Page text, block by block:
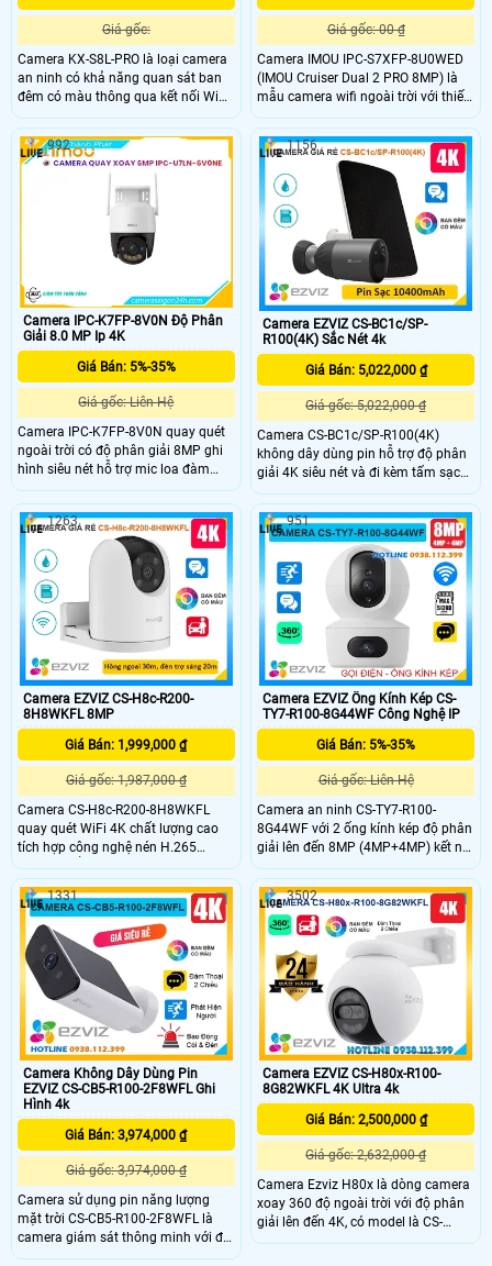
Giá gốc:
Camera KX-S8L-PRO là loại camera
an ninh có khả năng quan sát ban
đêm có màu thông qua kết nối Wifi.
Hình ảnh sắc nét, chất lượng với
công nghệ Có Màu Ban Ðêm Luôn.
Khả năng chống ngược sáng DWDR
120db, lắp đặt trong nhà hiệu quả
hơn. Sử dụng chip xử lý hình ảnh
cảm biến CMOS giúp tái tạo hình
Giá gốc: 00 ₫
Camera IMOU IPC-S7XFP-8U0WED
(IMOU Cruiser Dual 2 PRO 8MP) là
mẫu camera wifi ngoài trời với thiết
kế hiện đại và hai ống kính quay
quét, mang lại độ phân giải lên đến
8MP. Camera có khả năng quan sát
chi tiết trong điều kiện ánh sáng yếu
nhờ công nghệ AURORA siêu nhạy
sáng và hỗ trợ chống ngược sáng
HDR.
Camera IPC-K7FP-8V0N Độ Phân
Giải 8.0 MP Ip 4K
Giá Bán: 5%-35%
Giá gốc: Liên Hệ
Camera IPC-K7FP-8V0N quay quét
ngoài trời có độ phân giải 8MP ghi
hình siêu nét hỗ trợ mic loa đàm
thoại cực rỏ. Khay thẻ nhớ lên đến
512GB lưu trữ lâu dài với chuẩn nén
video H.265. Hỗ trợ tính năng AI
phát hiện chuyển động, phân biệt
người xe, thiết lập hàng rào xâm
nhập giám sát an ninh hiệu quả
hơn.
992
Camera EZVIZ CS-BC1c/SP-
R100(4K) Sắc Nét 4k
Giá Bán: 5,022,000 ₫
Giá gốc: 5,022,000 ₫
Camera CS-BC1c/SP-R100(4K)
không dây dùng pin hỗ trợ độ phân
giải 4K siêu nét và đi kèm tấm sạc
năng lượng mặt trời tiện lợi. Camera
tích hợp công nghệ nén H.265 phát
hiện thông minh, đàm thoại 2 chiều
cùng hồng ngoại và đèn trợ sáng
tầm xa 15m. Thiết kế chuẩn IP65
giúp camera hoạt động bền bỉ trong
mọi điều kiện thời tiết
1156
Camera EZVIZ CS-H8c-R200-
8H8WKFL 8MP
Giá Bán: 1,999,000 ₫
Giá gốc: 1,987,000 ₫
Camera CS-H8c-R200-8H8WKFL
quay quét WiFi 4K chất lượng cao
tích hợp công nghệ nén H.265
camera nổi bật với khả năng phát
hiện người, phương tiện, theo dõi
chuyển động thông minh và cảnh
báo hiệu quả bằng còi, đèn chớp.
Với hồng ngoại 30m, đèn trợ sáng
20m, đàm thoại 2 chiều và tiêu
chuẩn IP65, đây là lựa chọn lý tưởng
cho việc giám sát an ninh
1263
Camera EZVIZ Ống Kính Kép CS-
TY7-R100-8G44WF Công Nghệ IP
Giá Bán: 5%-35%
Giá gốc: Liên Hệ
Camera an ninh CS-TY7-R100-
8G44WF với 2 ống kính kép độ phân
giải lên đến 8MP (4MP+4MP) kết nối
wifi không dây có khe thẻ nhớ
512GB, chip xử lý CMOS. hồng ngoại
10m phát hiện chuyển động thông
minh hình ảnh sắc nét. Camera hỗ
trợ nút gọi điện thoại chỉ cần 1
chạm, 1 ống kính cố định và 1 ống
kính quay quét được 360 độ dễ
dàng sử dụng giá rẻ.
951
Camera Không Dây Dùng Pin
EZVIZ CS-CB5-R100-2F8WFL Ghi
Hình 4k
Giá Bán: 3,974,000 ₫
Giá gốc: 3,974,000 ₫
Camera sử dụng pin năng lượng
mặt trời CS-CB5-R100-2F8WFL là
camera giám sát thông minh với độ
phân giải cao lên đến 8MP cho hình
1331
Camera EZVIZ CS-H80x-R100-
8G82WKFL 4K Ultra 4k
Giá Bán: 2,500,000 ₫
Giá gốc: 2,632,000 ₫
Camera Ezviz H80x là dòng camera
xoay 360 độ ngoài trời với độ phân
giải lên đến 4K, có model là CS-
H80x-R100-8G82WKFL. Được thiết
3502